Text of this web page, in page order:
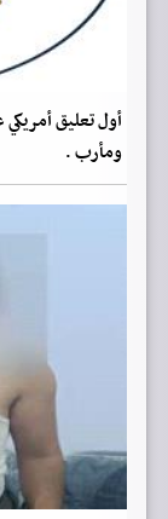
أول تعليق
ومأرب .